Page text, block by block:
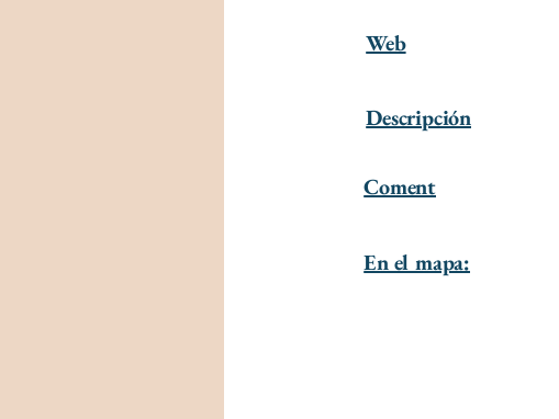
Web
Descripción
Coment
En el mapa: